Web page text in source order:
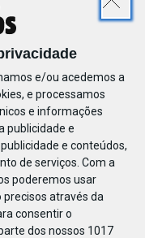
e/ou acedemos a
e processamos
e informações
publicidade e
e conteúdos,
de serviços. Com a
poderemos usar
através da
consentir o
dos nossos 1017